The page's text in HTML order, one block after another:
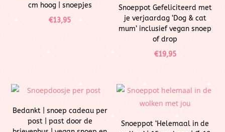
cm hoog | snoepjes
€13,95
Snoeppot Gefeliciteerd met
je verjaardag ‘Dog & cat
mum’ inclusief vegan snoep
of drop
€19,95
Bedankt | snoep cadeau per
post | past door de
Snoeppot ‘Helemaal in de